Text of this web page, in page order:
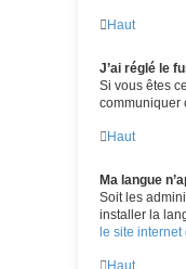
Haut
J’ai réglé le
Si vous êtes
communiquer
Haut
Ma langue
Soit les
installer la
le site
Haut